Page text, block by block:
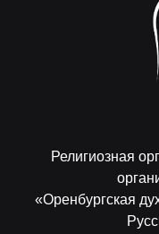
Религиозная
«Оренбургская